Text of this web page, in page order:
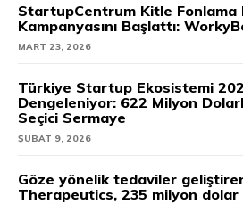
StartupCentrum Kitle
Kampanyasını Başlattı:
MART 23, 2026
Türkiye Startup Ekosistemi
Dengeleniyor: 622 Milyon
Seçici Sermaye
ŞUBAT 9, 2026
Göze yönelik tedaviler
Therapeutics, 235 milyon dolar